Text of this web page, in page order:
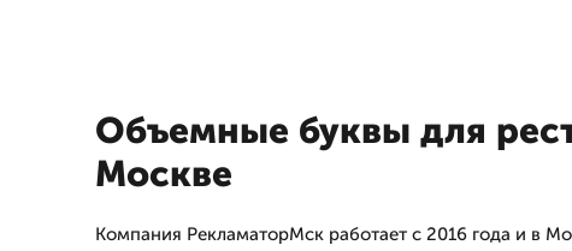
Объемные буквы для
Москве
Компания РекламаторМск работает с 2016 года и в